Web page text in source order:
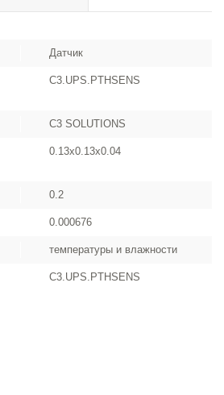
Датчик
C3.UPS.PTHSENS
C3 SOLUTIONS
0.13x0.13x0.04
0.2
0.000676
температуры и влажности
C3.UPS.PTHSENS